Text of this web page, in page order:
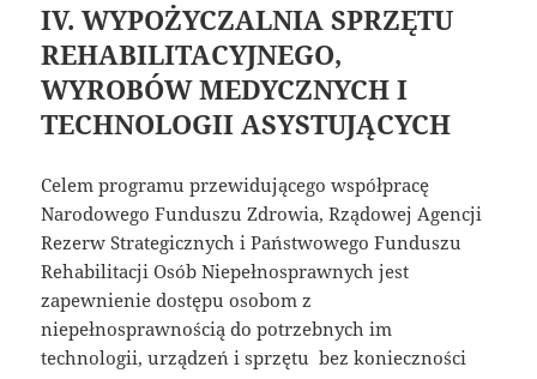
IV. WYPOŻYCZALNIA SPRZĘTU
REHABILITACYJNEGO,
WYROBÓW MEDYCZNYCH I
TECHNOLOGII ASYSTUJĄCYCH
Celem programu przewidującego współpracę
Narodowego Funduszu Zdrowia, Rządowej Agencji
Rezerw Strategicznych i Państwowego Funduszu
Rehabilitacji Osób Niepełnosprawnych jest
zapewnienie dostępu osobom z
niepełnosprawnością do potrzebnych im
technologii, urządzeń i sprzętu bez konieczności